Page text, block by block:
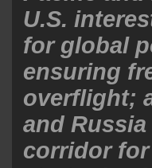
U.S.
for global
ensuring
overflight;
and
corridor